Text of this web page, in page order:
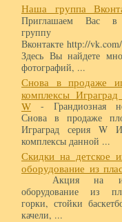
Наша группа
Приглашаем Вас
группу
Вконтакте http://
Здесь Вы найдете
фотографий, ...
Снова в продаже
комплексы
W - Грандиозная
Снова в продаже
Играград серия W
комплексы данной ...
Скидки на детское
оборудование из
Акция на
оборудование из
горки, стойки
качели, ...